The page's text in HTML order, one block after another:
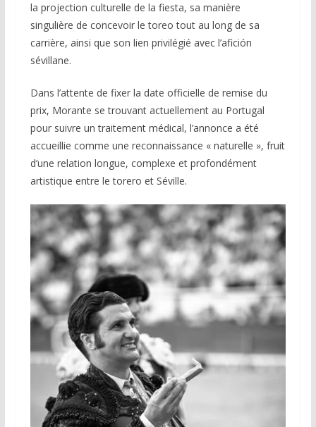
la projection culturelle de la fiesta, sa manière
singulière de concevoir le toreo tout au long de sa
carrière, ainsi que son lien privilégié avec l’afición
sévillane.
Dans l’attente de fixer la date officielle de remise du
prix, Morante se trouvant actuellement au Portugal
pour suivre un traitement médical, l’annonce a été
accueillie comme une reconnaissance « naturelle », fruit
d’une relation longue, complexe et profondément
artistique entre le torero et Séville.